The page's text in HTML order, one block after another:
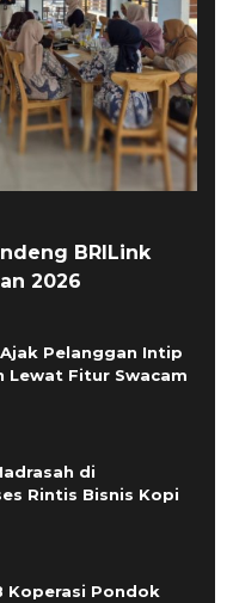
BRILink
2026
Ajak Pelanggan Intip
Lewat Fitur Swacam
di
Rintis Bisnis Kopi
Koperasi Pondok